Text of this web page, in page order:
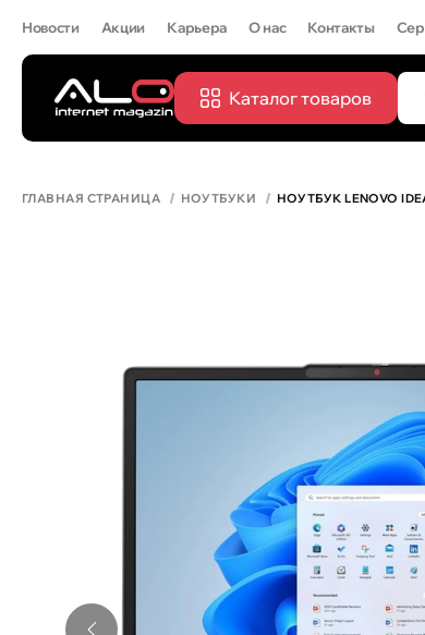
Новости Акции Карьера О нас Контакты
Каталог товаров
ГЛАВНАЯ СТРАНИЦА НОУТБУКИ НОУТБУК LENOVO